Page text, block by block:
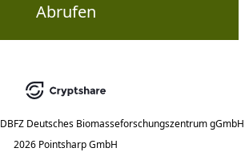
Abrufen
DBFZ Deutsches Biomasseforschungszentrum gGmbH
2026 Pointsharp GmbH